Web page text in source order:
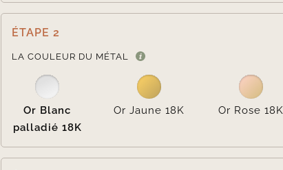
ÉTAPE 2
LA COULEUR DU MÉTAL
Or Blanc
palladié 18K
Or Jaune 18K Or Rose 18K